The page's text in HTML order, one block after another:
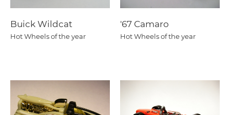
Buick Wildcat
Hot Wheels of the year
'67 Camaro
Hot Wheels of the year